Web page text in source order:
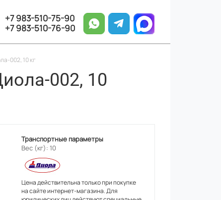
+7 983-510-75-90
+7 983-510-76-90
002, 10 кг
002, 10
Транспортные параметры
Вес (кг): 10
Цена действительна только при покупке
на сайте интернет-магазина. Для